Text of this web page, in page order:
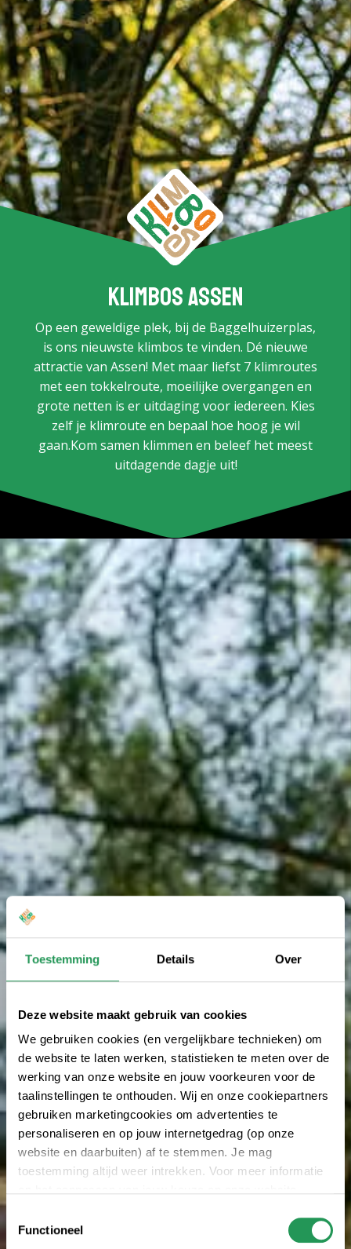
Toestemming Details Over
Deze website maakt gebruik van cookies
We gebruiken cookies (en vergelijkbare technieken) om
de website te laten werken, statistieken te meten over de
werking van onze website en jouw voorkeuren voor de
taalinstellingen te onthouden. Wij en onze cookiepartners
gebruiken marketingcookies om advertenties te
personaliseren en op jouw internetgedrag (op onze
website en daarbuiten) af te stemmen. Je mag
toestemming altijd weer intrekken. Voor meer informatie
Functioneel
Klimbos Assen
Op een geweldige plek, bij de Baggelhuizerplas,
is ons nieuwste klimbos te vinden. Dé nieuwe
attractie van Assen! Met maar liefst 7 klimroutes
met een tokkelroute, moeilijke overgangen en
grote netten is er uitdaging voor iedereen. Kies
zelf je klimroute en bepaal hoe hoog je wil
gaan.Kom samen klimmen en beleef het meest
uitdagende dagje uit!